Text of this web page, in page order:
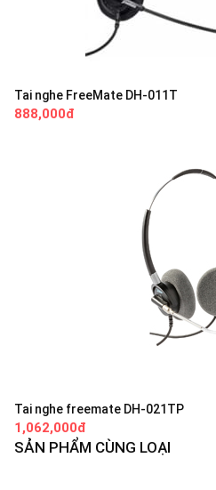
Tai nghe FreeMate DH-011T
888,000đ
Tai nghe freemate DH-021TP
1,062,000đ
SẢN PHẨM CÙNG LOẠI